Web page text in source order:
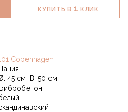
КУПИТЬ В 1 КЛИК
Copenhagen
45 см, В: 50 см